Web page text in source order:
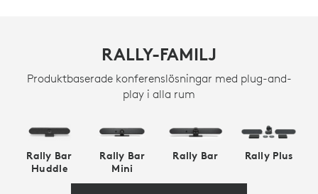
RALLY-FAMILJ
Produktbaserade konferenslösningar med plug-and-
play i alla rum
Rally Bar
Huddle
Rally Bar
Mini
Rally Bar Rally Plus